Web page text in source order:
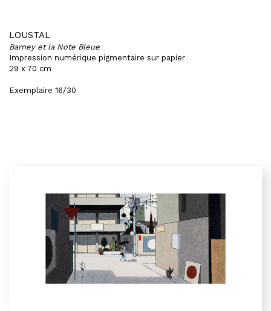
LOUSTAL
Barney et la Note Bleue
Impression numérique pigmentaire sur papier
29 x 70 cm
Exemplaire 16/30